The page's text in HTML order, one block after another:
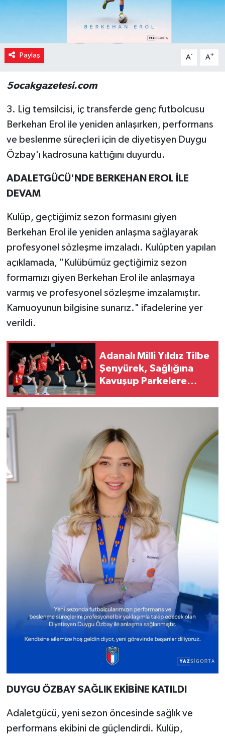
Paylaş A- A+
5ocakgazetesi.com
3. Lig temsilcisi, iç transferde genç futbolcusu
Berkehan Erol ile yeniden anlaşırken, performans
ve beslenme süreçleri için de diyetisyen Duygu
Özbay'ı kadrosuna kattığını duyurdu.
ADALETGÜCÜ'NDE BERKEHAN EROL İLE
DEVAM
Kulüp, geçtiğimiz sezon formasını giyen
Berkehan Erol ile yeniden anlaşma sağlayarak
profesyonel sözleşme imzaladı. Kulüpten yapılan
açıklamada, "Kulübümüz geçtiğimiz sezon
formamızı giyen Berkehan Erol ile anlaşmaya
varmış ve profesyonel sözleşme imzalamıştır.
Kamuoyunun bilgisine sunarız." ifadelerine yer
verildi.
Adanalı Milli Yıldız Tilbe
Şenyürek, Sağlığına
Kavuşup Parkelere
DUYGU ÖZBAY SAĞLIK EKİBİNE KATILDI
Adaletgücü, yeni sezon öncesinde sağlık ve
performans ekibini de güçlendirdi. Kulüp,